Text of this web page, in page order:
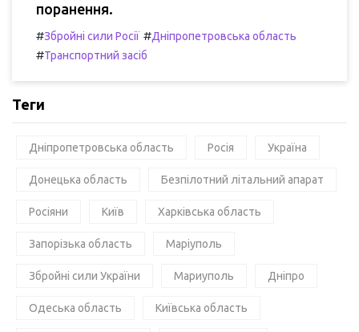
поранення.
#Збройні сили Росії #Дніпропетровська область
#Транспортний засіб
Теги
Дніпропетровська область Росія Україна
Донецька область Безпілотний літальний апарат
Росіяни Київ Харківська область
Запорізька область Маріуполь
Збройні сили України Мариуполь Дніпро
Одеська область Київська область